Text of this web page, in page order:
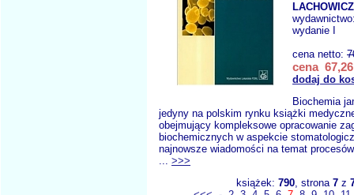
wydanie I
cena netto:
cena 67,26
dodaj do
Biochemia
jedyny na polskim rynku książki
obejmujący kompleksowe opracowanie
biochemicznych w aspekcie
najnowsze wiadomości na temat
... >>>
książek: 790, strona 7z